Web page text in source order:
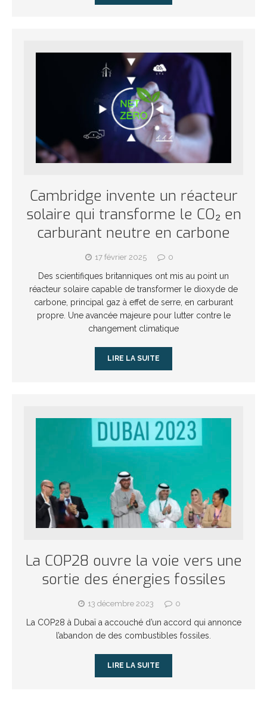
Cambridge invente un réacteur
solaire qui transforme le CO₂ en
carburant neutre en carbone
17 février 2025 0
Des scientifiques britanniques ont mis au point un
réacteur solaire capable de transformer le dioxyde de
carbone, principal gaz à effet de serre, en carburant
propre. Une avancée majeure pour lutter contre le
changement climatique
LIRE LA SUITE
La COP28 ouvre la voie vers une
sortie des énergies fossiles
13 décembre 2023 0
La COP28 à Dubaï a accouché d’un accord qui annonce
l’abandon de des combustibles fossiles.
LIRE LA SUITE